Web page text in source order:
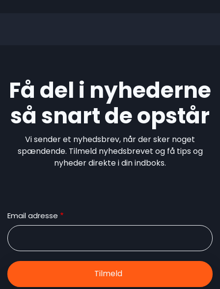
Få del i nyhederne
så snart de opstår
Vi sender et nyhedsbrev, når der sker noget
spændende. Tilmeld nyhedsbrevet og få tips og
nyheder direkte i din indboks.
Email adresse